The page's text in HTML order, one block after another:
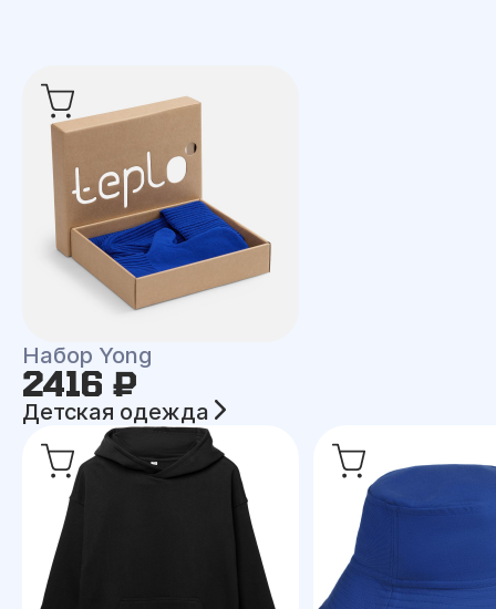
Набор Yong
2416 ₽
Детская одежда